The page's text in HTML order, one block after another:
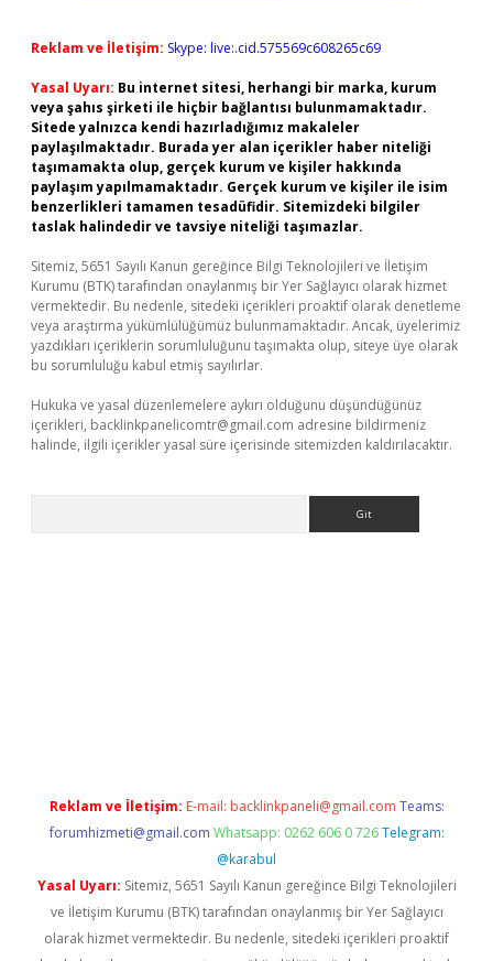
Reklam ve İletişim: Skype: live:.cid.575569c608265c69
Yasal Uyarı: Bu internet sitesi, herhangi bir marka, kurum
veya şahıs şirketi ile hiçbir bağlantısı bulunmamaktadır.
Sitede yalnızca kendi hazırladığımız makaleler
paylaşılmaktadır. Burada yer alan içerikler haber niteliği
taşımamakta olup, gerçek kurum ve kişiler hakkında
paylaşım yapılmamaktadır. Gerçek kurum ve kişiler ile isim
benzerlikleri tamamen tesadüfidir. Sitemizdeki bilgiler
taslak halindedir ve tavsiye niteliği taşımazlar.
Sitemiz, 5651 Sayılı Kanun gereğince Bilgi Teknolojileri ve İletişim
Kurumu (BTK) tarafından onaylanmış bir Yer Sağlayıcı olarak hizmet
vermektedir. Bu nedenle, sitedeki içerikleri proaktif olarak denetleme
veya araştırma yükümlülüğümüz bulunmamaktadır. Ancak, üyelerimiz
yazdıkları içeriklerin sorumluluğunu taşımakta olup, siteye üye olarak
bu sorumluluğu kabul etmiş sayılırlar.
Hukuka ve yasal düzenlemelere aykırı olduğunu düşündüğünüz
içerikleri, backlinkpanelicomtr@gmail.com adresine bildirmeniz
halinde, ilgili içerikler yasal süre içerisinde sitemizden kaldırılacaktır.
Reklam ve İletişim: E-mail: backlinkpaneli@gmail.com Teams:
forumhizmeti@gmail.com Whatsapp: 0262 606 0 726 Telegram:
@karabul
Yasal Uyarı: Sitemiz, 5651 Sayılı Kanun gereğince Bilgi Teknolojileri
ve İletişim Kurumu (BTK) tarafından onaylanmış bir Yer Sağlayıcı
olarak hizmet vermektedir. Bu nedenle, sitedeki içerikleri proaktif